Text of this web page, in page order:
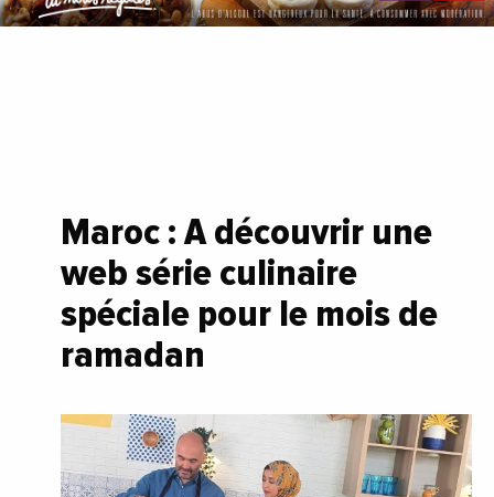
Maroc : A découvrir une
web série culinaire
spéciale pour le mois de
ramadan